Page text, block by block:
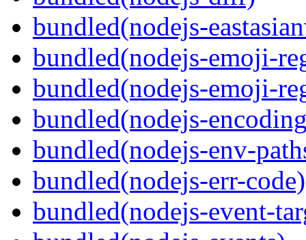
bundled(nodejs-
bundled(nodejs-emoji-
bundled(nodejs-emoji-
bundled(nodejs-
bundled(nodejs-env-
bundled(nodejs-err-code)
bundled(nodejs-event-